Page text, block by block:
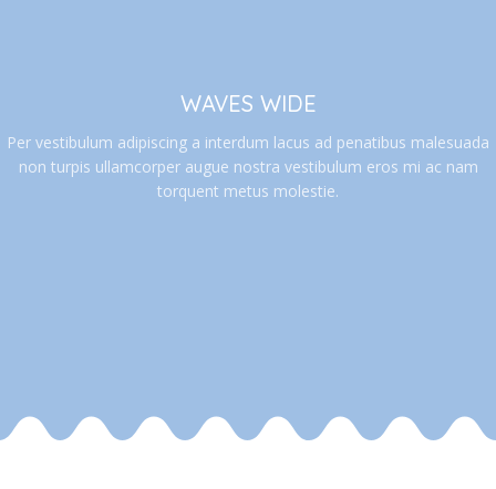
WAVES WIDE
Per vestibulum adipiscing a interdum lacus ad penatibus malesuada
non turpis ullamcorper augue nostra vestibulum eros mi ac nam
torquent metus molestie.